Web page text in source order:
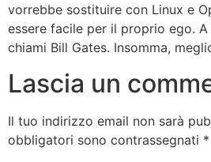
vorrebbe sostituire con Linux e
essere facile per il proprio ego.
chiami Bill Gates. Insomma,
Lascia un
Il tuo indirizzo email non sarà
obbligatori sono contrassegnati *